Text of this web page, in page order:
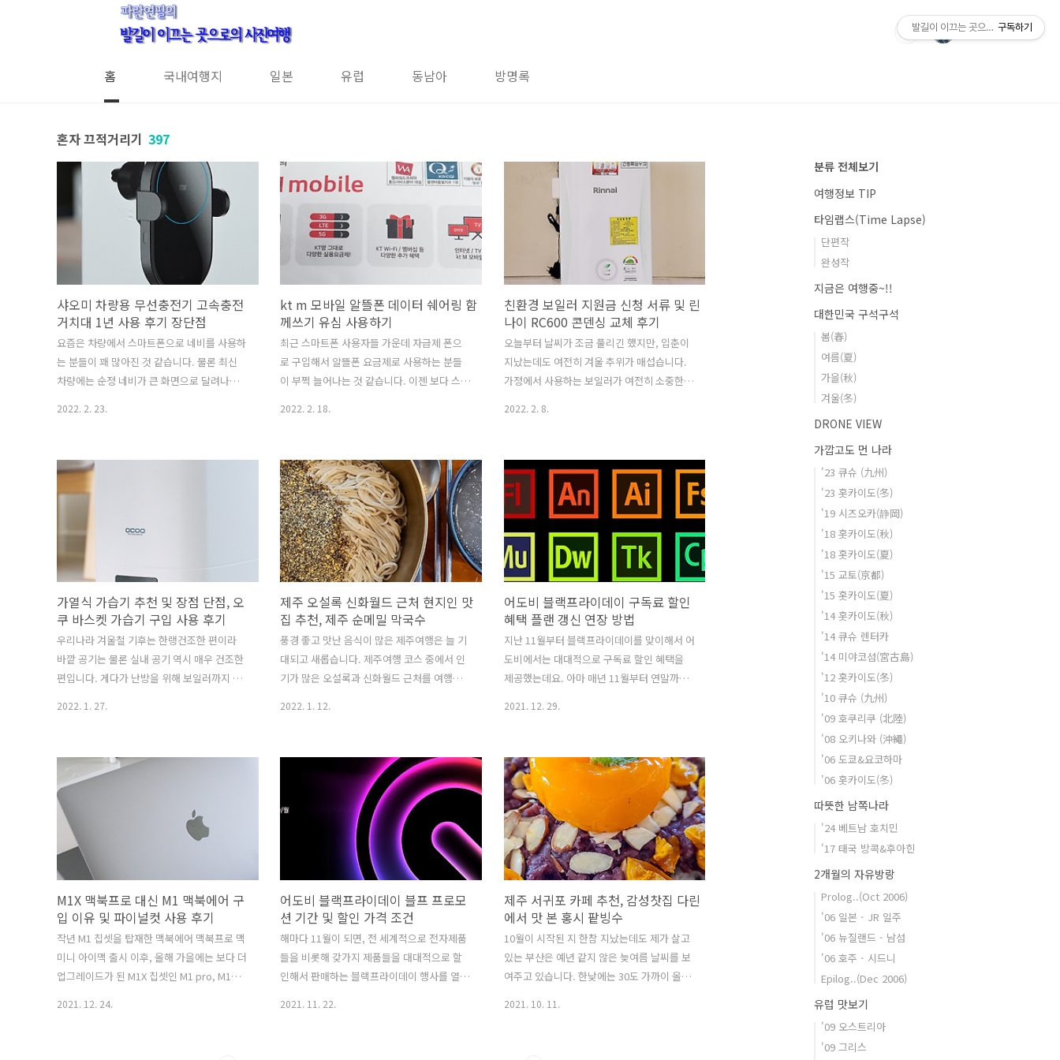
홈 국내여행지 일본 유럽 동남아 방명록
혼자 끄적거리기 397
샤오미 차량용 무선충전기 고속충전
거치대 1년 사용 후기 장단점
요즘은 차량에서 스마트폰으로 네비를 사용하
는 분들이 꽤 많아진 것 같습니다. 물론 최신
차량에는 순정 네비가 큰 화면으로 달려나오
비를 사용하고 있고, 또한 폰으로 블루투스를
통해 음악을 듣다 보니 차량에서 스마트폰을
다. 스마트폰이 무선충전을 지원하기 이전까
지는 일일이 충전케이블 유선으로 충전을 해
야 했기 때문에 그냥 튼튼하고 지지력이 좋은
느 순간부터 이제 스마트폰도 무선충전을 지
원하는 시대가 되었고, 차량용 충전기 역시 무
선으로 충전할 수 있는 차량..
2022. 2. 23.
kt m 모바일 알뜰폰 데이터 쉐어링 함
께쓰기 유심 사용하기
최근 스마트폰 사용자들 가운데 자급제 폰으
로 구입해서 알뜰폰 요금제로 사용하는 분들
이 부쩍 늘어나는 것 같습니다. 이젠 보다 스마
각하는 분들이 많아지고 있는데요. 저역시 오
래전부터 알뜰폰을 계속 사용해오고 있는 중
입니다. 제가 사용하고 있는 알뜰폰은 kt m 모
바일인데요. 물론 자급제 단말기를 구입하는
비용이 비싸긴 하지만, 데이터를 그리 많이 쓰
는 분이 아니라면 저렴한 월 요금제를 사용했
고, 또한 약정이 없기 때문에 언제든지 쉽게 다
른 요금제로 갈아탈 수 있는 장점이 있습니다.
같은 데이터 ..
2022. 2. 18.
친환경 보일러 지원금 신청 서류 및 린
나이 RC600 콘덴싱 교체 후기
오늘부터 날씨가 조금 풀리긴 했지만, 입춘이
지났는데도 여전히 겨울 추위가 매섭습니다.
가정에서 사용하는 보일러가 여전히 소중한
보일러인 린나이 RC600 보일러 교체 후기를
남겨볼까 합니다. 보일러를 교체하게 된 계기
는 새로 이사를 하게 되면서 이사가는 집의 기
존 보일러가 꽤 오래전에 사용하던 보일러이
기도 하고, 이전에 살던 거주자의 얘기에 따르
면 잦은 고장을 일으키기도 해서 교체해 주는
먹었습니다. 무엇보다 자가로 들어가는 집이
라 내부 인테리어까지 모두 하기로 마음 먹어
서 기왕이면 보..
2022. 2. 8.
가열식 가습기 추천 및 장점 단점, 오
쿠 바스켓 가습기 구입 사용 후기
우리나라 겨울철 기후는 한랭건조한 편이라
바깥 공기는 물론 실내 공기 역시 매우 건조한
편입니다. 게다가 난방을 위해 보일러까지 가
면 더더욱 필요하지요. 안그래도 근 2년 가까
이 이어져 온 코로나 때문에 집에 있는 시간이
더욱 많아져서 집 안에 놓고 사용할 가습기가
하나 필요했습니다. 예전에는 책상 위에 놓고
쓰는 USB 전원용 작은 가습기를 놓고 쓰기는
했지만, 크기와 용량도 작고 크게 가습 효과도
없는 것 같아 이번에는 비용이 좀 들더라도 제
동되는 방식에 따라 종류가 여러가지가 있습
니다. 일반적으로 시중에 많이 판매되는 가..
2022. 1. 27.
제주 오설록 신화월드 근처 현지인 맛
집 추천, 제주 순메밀 막국수
풍경 좋고 맛난 음식이 많은 제주여행은 늘 기
대되고 새롭습니다. 제주여행 코스 중에서 인
기가 많은 오설록과 신화월드 근처를 여행하
는 현지인 지인과 함께 다녔던 여행이어서 그
런지 여행코스와 맛집 식당들은 지인이 모두
준비를 해줘서 편하게 따라다니기만 했던 여
행이었지만, 먹었던 음식은 꽤 만족스러웠습
니다. 특히 현지인들 위주의 맛집들을 많이 찾
아갔던 것 같은데 육지에서는 쉽게 맛보지 못
하는 것들도 많더라고요. 그 중 기억에 남는 식
들 가는 오설록과 신화월드 근처에 위치한 제
주 순메밀 막국수 식당입니다. 대개 메밀 막국
수라 하면, 강원..
2022. 1. 12.
어도비 블랙프라이데이 구독료 할인
혜택 플랜 갱신 연장 방법
지난 11월부터 블랙프라이데이를 맞이해서 어
도비에서는 대대적으로 구독료 할인 혜택을
제공했는데요. 아마 매년 11월부터 연말까지
인된 금액인 매월 35,200원으로 어도비의 모
든 앱들을 사용해오고 있는데요. 다만, 이 할인
구독료의 경우 1년 동안만 유효한 금액입니다.
즉, 우리가 핸드폰 약정으로 할인된 요금을 사
용하듯이 어도비 블랙프라이데이 할인 구독료
역시 1년 약정으로 사용을 하게 되는 것이지
요. 어도비의 경우, 1년이 지나면 다시 원래의
기껏 1년 동안 할인된 금액으로 잘 사용을 해
왔고, 또 앞으로도 계속 사용을 해야..
2021. 12. 29.
M1X 맥북프로 대신 M1 맥북에어 구
입 이유 및 파이널컷 사용 후기
작년 M1 칩셋을 탑재한 맥북에어 맥북프로 맥
미니 아이맥 출시 이후, 올해 가을에는 보다 더
업그레이드가 된 M1X 칩셋인 M1 pro, M1
2021. 12. 24.
어도비 블랙프라이데이 블프 프로모
션 기간 및 할인 가격 조건
해마다 11월이 되면, 전 세계적으로 전자제품
들을 비롯해 갖가지 제품들을 대대적으로 할
인해서 판매하는 블랙프라이데이 행사를 열곤
2021. 11. 22.
제주 서귀포 카페 추천, 감성찻집 다린
에서 맛 본 홍시 팥빙수
10월이 시작된 지 한참 지났는데도 제가 살고
있는 부산은 예년 같지 않은 늦여름 날씨를 보
여주고 있습니다. 한낮에는 30도 가까이 올라
2021. 10. 11.
분류 전체보기
여행정보 TIP
타임랩스(Time Lapse)
단편작
완성작
지금은 여행중~!!
대한민국 구석구석
봄(春)
여름(夏)
가을(秋)
겨울(冬)
DRONE VIEW
가깝고도 먼 나라
'23 큐슈 (九州)
'23 홋카이도(冬)
'19 시즈오카(静岡)
'18 홋카이도(秋)
'18 홋카이도(夏)
'15 교토(京都)
'15 홋카이도(夏)
'14 홋카이도(秋)
'14 큐슈 렌터카
'14 미야코섬(宮古島)
'12 홋카이도(冬)
'10 큐슈 (九州)
'09 호쿠리쿠 (北陸)
'08 오키나와 (沖繩)
'06 도쿄&요코하마
'06 홋카이도(冬)
따뜻한 남쪽나라
'24 베트남 호치민
'17 태국 방콕&후아힌
2개월의 자유방랑
Prolog..(Oct 2006)
'06 일본 - JR 일주
'06 뉴질랜드 - 남섬
'06 호주 - 시드니
Epilog..(Dec 2006)
유럽 맛보기
'09 오스트리아
'09 그리스
발길이 이끄는 곳으로의 사진여행
구독하기